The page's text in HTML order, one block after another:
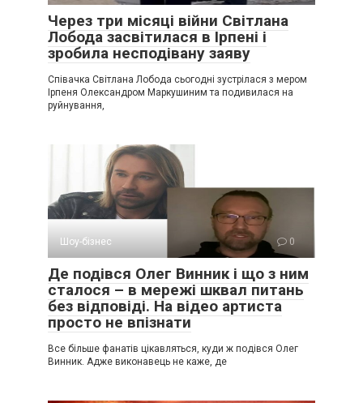
Через три місяці війни Світлана
Лобода засвітилася в Ірпені і
зробила несподівану заяву
Співачка Світлана Лобода сьогодні зустрілася з мером
Ірпеня Олександром Маркушиним та подивилася на
руйнування,
Шоу-бізнес 0
Де подівся Олег Винник і що з ним
сталося – в мережі шквал питань
без відповіді. На відео артиста
просто не впізнати
Все більше фанатів цікавляться, куди ж подівся Олег
Винник. Адже виконавець не каже, де